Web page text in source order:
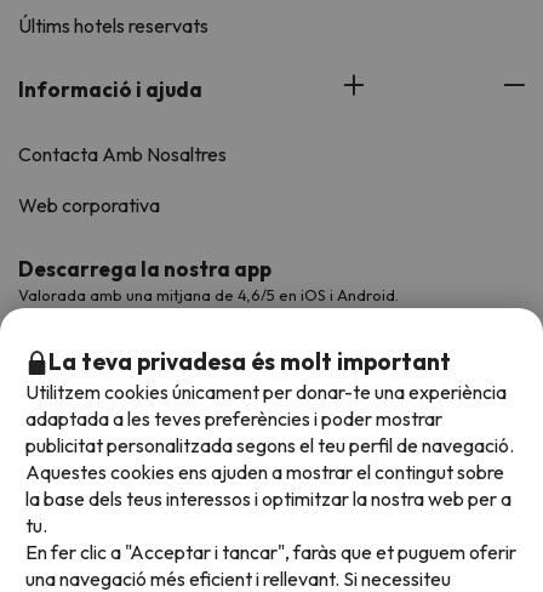
Últims hotels reservats
Informació i ajuda
Contacta Amb Nosaltres
Web corporativa
Descarrega la nostra app
Valorada amb una mitjana de 4,6/5 en iOS i Android.
Acceptem
La teva privadesa és molt important
Utilitzem cookies únicament per donar-te una experiència
adaptada a les teves preferències i poder mostrar
publicitat personalitzada segons el teu perfil de navegació.
Aquestes cookies ens ajuden a mostrar el contingut sobre
la base dels teus interessos i optimitzar la nostra web per a
tu.
En fer clic a "Acceptar i tancar", faràs que et puguem oferir
una navegació més eficient i rellevant. Si necessiteu